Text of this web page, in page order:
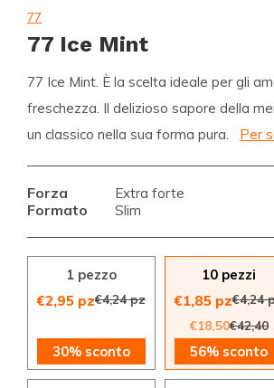
77
77 Ice Mint
77 Ice Mint. È la scelta ideale per gli
freschezza. Il delizioso sapore della
un classico nella sua forma pura.
Per
Forza Extra forte
Formato Slim
1 pezzo
€2,95 pz€4,24 pz
30% sconto
10 pezzi
€1,85 pz€4,24
€18,50€42,40
56% sconto